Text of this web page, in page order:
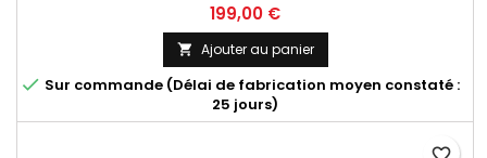
Prix
199,00 €
 Ajouter au panier
 Sur commande (Délai de fabrication moyen constaté :
25 jours)